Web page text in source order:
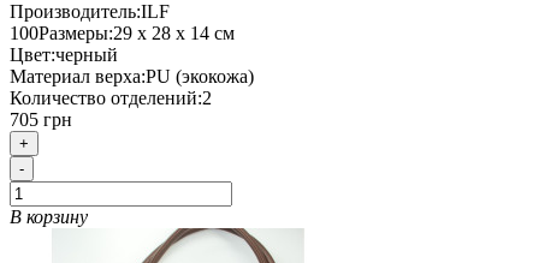
Производитель:ILF
100Размеры:29 х 28 х 14 см
Цвет:черный
Материал верха:PU (экокожа)
Количество отделений:2
705 грн
+
-
В корзину